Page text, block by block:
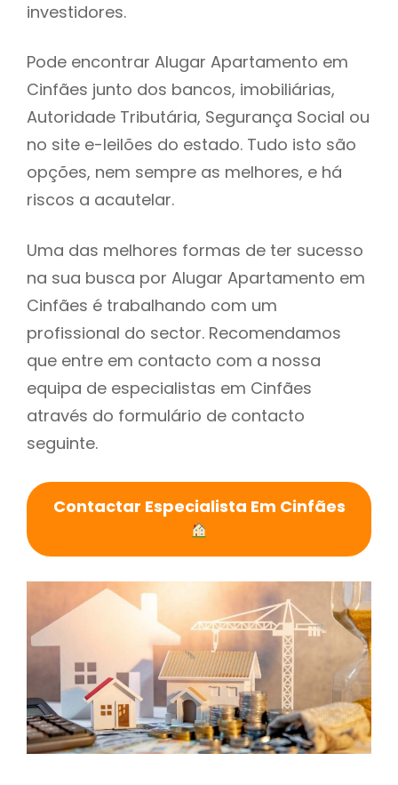
investidores.
Pode encontrar Alugar Apartamento em
Cinfães junto dos bancos, imobiliárias,
Autoridade Tributária, Segurança Social ou
no site e-leilões do estado. Tudo isto são
opções, nem sempre as melhores, e há
riscos a acautelar.
Uma das melhores formas de ter sucesso
na sua busca por Alugar Apartamento em
Cinfães é trabalhando com um
profissional do sector. Recomendamos
que entre em contacto com a nossa
equipa de especialistas em Cinfães
através do formulário de contacto
seguinte.
Contactar Especialista Em Cinfães